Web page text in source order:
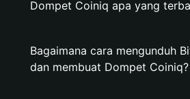
Dompet Coiniq apa yang
Bagaimana cara mengunduh
dan membuat Dompet Coiniq?